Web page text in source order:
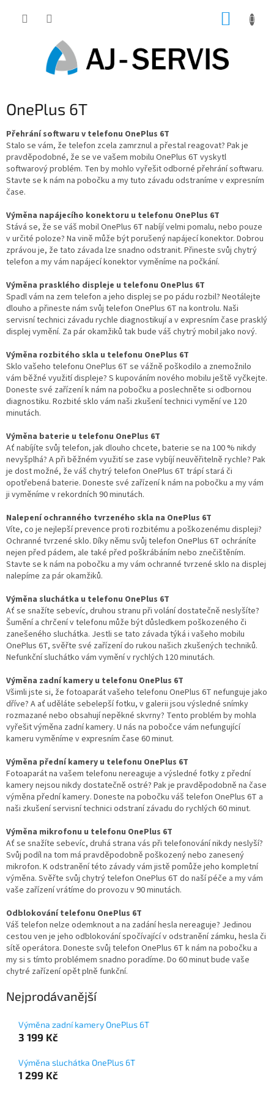
OnePlus 6T
Přehrání softwaru v telefonu OnePlus 6T
Stalo se vám, že telefon zcela zamrznul a přestal reagovat? Pak je
pravděpodobné, že se ve vašem mobilu OnePlus 6T vyskytl
softwarový problém. Ten by mohlo vyřešit odborné přehrání softwaru.
Stavte se k nám na pobočku a my tuto závadu odstraníme v expresním
čase.
Výměna napájecího konektoru u telefonu OnePlus 6T
Stává se, že se váš mobil OnePlus 6T nabíjí velmi pomalu, nebo pouze
v určité poloze? Na vině může být porušený napájecí konektor. Dobrou
zprávou je, že tato závada lze snadno odstranit. Přineste svůj chytrý
telefon a my vám napájecí konektor vyměníme na počkání.
Výměna prasklého displeje u telefonu OnePlus 6T
Spadl vám na zem telefon a jeho displej se po pádu rozbil? Neotálejte
dlouho a přineste nám svůj telefon OnePlus 6T na kontrolu. Naši
servisní technici závadu rychle diagnostikují a v expresním čase prasklý
displej vymění. Za pár okamžiků tak bude váš chytrý mobil jako nový.
Výměna rozbitého skla u telefonu OnePlus 6T
Sklo vašeho telefonu OnePlus 6T se vážně poškodilo a znemožnilo
vám běžné využití displeje? S kupováním nového mobilu ještě vyčkejte.
Doneste své zařízení k nám na pobočku a poslechněte si odbornou
diagnostiku. Rozbité sklo vám naši zkušení technici vymění ve 120
minutách.
Výměna baterie u telefonu OnePlus 6T
Ať nabíjíte svůj telefon, jak dlouho chcete, baterie se na 100 % nikdy
nevyšplhá? A při běžném využití se zase vybíjí neuvěřitelně rychle? Pak
je dost možné, že váš chytrý telefon OnePlus 6T trápí stará či
opotřebená baterie. Doneste své zařízení k nám na pobočku a my vám
ji vyměníme v rekordních 90 minutách.
Nalepení ochranného tvrzeného skla na OnePlus 6T
Víte, co je nejlepší prevence proti rozbitému a poškozenému displeji?
Ochranné tvrzené sklo. Díky němu svůj telefon OnePlus 6T ochráníte
nejen před pádem, ale také před poškrábáním nebo znečištěním.
Stavte se k nám na pobočku a my vám ochranné tvrzené sklo na displej
nalepíme za pár okamžiků.
Výměna sluchátka u telefonu OnePlus 6T
Ať se snažíte sebevíc, druhou stranu při volání dostatečně neslyšíte?
Šumění a chrčení v telefonu může být důsledkem poškozeného či
zanešeného sluchátka. Jestli se tato závada týká i vašeho mobilu
OnePlus 6T, svěřte své zařízení do rukou našich zkušených techniků.
Nefunkční sluchátko vám vymění v rychlých 120 minutách.
Výměna zadní kamery u telefonu OnePlus 6T
Všimli jste si, že fotoaparát vašeho telefonu OnePlus 6T nefunguje jako
dříve? A ať uděláte sebelepší fotku, v galerii jsou výsledné snímky
rozmazané nebo obsahují nepěkné skvrny? Tento problém by mohla
vyřešit výměna zadní kamery. U nás na pobočce vám nefungující
kameru vyměníme v expresním čase 60 minut.
Výměna přední kamery u telefonu OnePlus 6T
Fotoaparát na vašem telefonu nereaguje a výsledné fotky z přední
kamery nejsou nikdy dostatečně ostré? Pak je pravděpodobně na čase
výměna přední kamery. Doneste na pobočku váš telefon OnePlus 6T a
naši zkušení servisní technici odstraní závadu do rychlých 60 minut.
Výměna mikrofonu u telefonu OnePlus 6T
Ať se snažíte sebevíc, druhá strana vás při telefonování nikdy neslyší?
Svůj podíl na tom má pravděpodobně poškozený nebo zanesený
mikrofon. K odstranění této závady vám jistě pomůže jeho kompletní
výměna. Svěřte svůj chytrý telefon OnePlus 6T do naší péče a my vám
vaše zařízení vrátíme do provozu v 90 minutách.
Odblokování telefonu OnePlus 6T
Váš telefon nelze odemknout a na zadání hesla nereaguje? Jedinou
cestou ven je jeho odblokování spočívající v odstranění zámku, hesla či
sítě operátora. Doneste svůj telefon OnePlus 6T k nám na pobočku a
my si s tímto problémem snadno poradíme. Do 60 minut bude vaše
chytré zařízení opět plně funkční.
Nejprodávanější
Výměna zadní kamery OnePlus 6T
3 199 Kč
Výměna sluchátka OnePlus 6T
1 299 Kč